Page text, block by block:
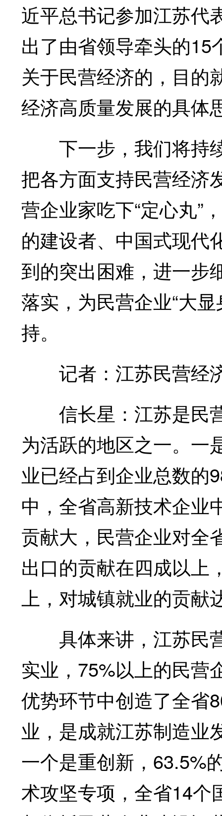
近平总书记参加江苏代
出了由省领导牵头的15
关于民营经济的，目的
经济高质量发展的具体
下一步，我们将持
把各方面支持民营经济
营企业家吃下“定心丸”
的建设者、中国式现代
到的突出困难，进一步
落实，为民营企业“大
持。
记者：江苏民营经
信长星：江苏是民
为活跃的地区之一。一
业已经占到企业总数的
中，全省高新技术企业
贡献大，民营企业对全
出口的贡献在四成以上
上，对城镇就业的贡献
具体来讲，江苏民
实业，75%以上的民营
优势环节中创造了全省
业，是成就江苏制造业
一个是重创新，63.5%
术攻坚专项，全省14个